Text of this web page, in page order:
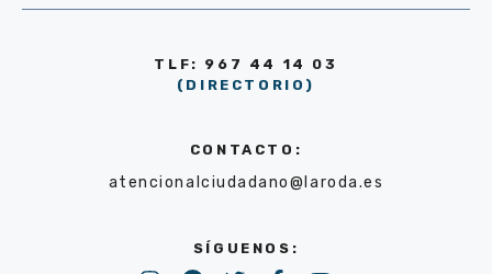
TLF: 967 44 14 03
(DIRECTORIO)
CONTACTO:
atencionalciudadano@laroda.es
SÍGUENOS: